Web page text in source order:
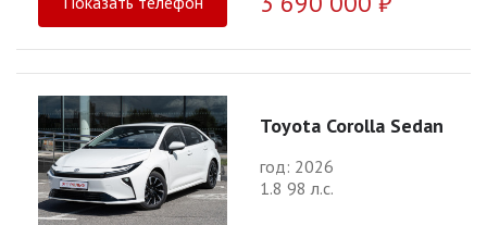
Toyota Corolla Sedan
год: 2026
1.8 98 л.с.